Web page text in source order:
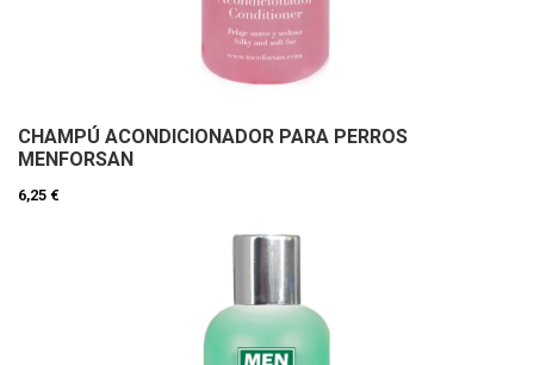
CHAMPÚ ACONDICIONADOR PARA PERROS
MENFORSAN
6,25 €